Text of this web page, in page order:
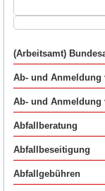
(Arbeitsamt)
Ab- und Anmeldung
Ab- und Anmeldung
Abfallberatung
Abfallbeseitigung
Abfallgebühren